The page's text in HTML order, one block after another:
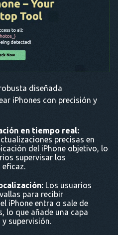
diseñada
iPhones con precisión y
en tiempo real:
precisas en
del iPhone objetivo, lo
supervisar los
Los usuarios
para recibir
iPhone entra o sale de
lo que añade una capa
supervisión.